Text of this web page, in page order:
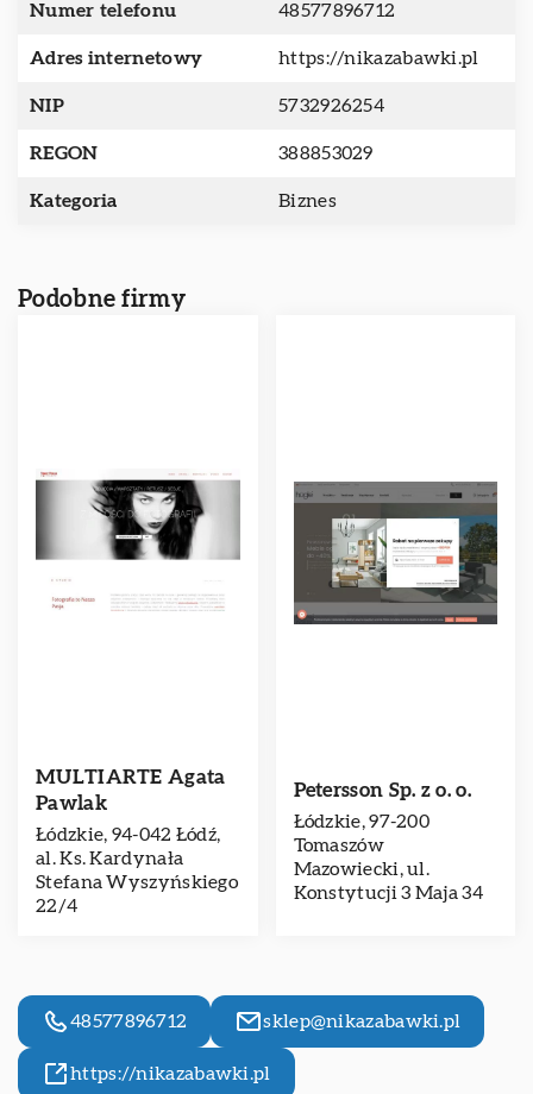
Numer telefonu 48577896712
Adres internetowy https://nikazabawki.pl
NIP 5732926254
REGON 388853029
Kategoria Biznes
Podobne firmy
MULTIARTE Agata
Pawlak
Łódzkie, 94-042 Łódź,
al. Ks. Kardynała
Stefana Wyszyńskiego
22/4
Petersson Sp. z o. o.
Łódzkie, 97-200
Tomaszów
Mazowiecki, ul.
Konstytucji 3 Maja 34
48577896712 sklep@nikazabawki.pl
https://nikazabawki.pl